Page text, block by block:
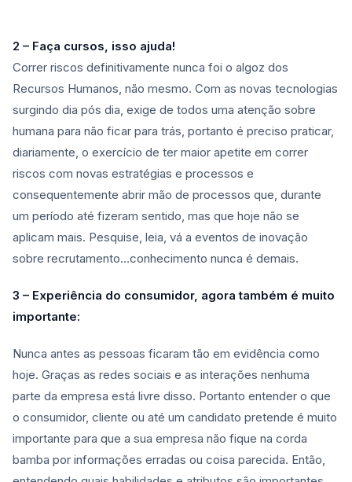
2 – Faça cursos, isso ajuda!
Correr riscos definitivamente nunca foi o algoz dos
Recursos Humanos, não mesmo. Com as novas tecnologias
surgindo dia pós dia, exige de todos uma atenção sobre
humana para não ficar para trás, portanto é preciso praticar,
diariamente, o exercício de ter maior apetite em correr
riscos com novas estratégias e processos e
consequentemente abrir mão de processos que, durante
um período até fizeram sentido, mas que hoje não se
aplicam mais. Pesquise, leia, vá a eventos de inovação
sobre recrutamento…conhecimento nunca é demais.
3 – Experiência do consumidor, agora também é muito
importante:
Nunca antes as pessoas ficaram tão em evidência como
hoje. Graças as redes sociais e as interações nenhuma
parte da empresa está livre disso. Portanto entender o que
o consumidor, cliente ou até um candidato pretende é muito
importante para que a sua empresa não fique na corda
bamba por informações erradas ou coisa parecida. Então,